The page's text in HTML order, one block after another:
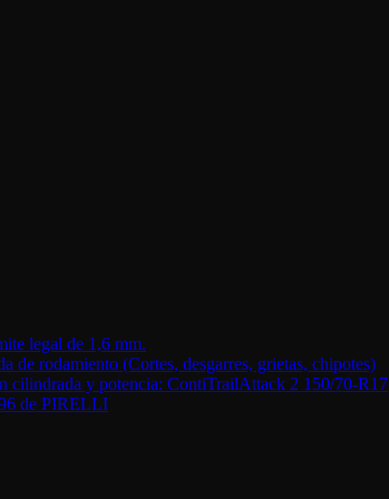
legal de 1,6 mm.
de rodamiento (Cortes, desgarres, grietas, chipotes)
cilindrada y potencia: ContiTrailAttack 2 150/70-R17
de PIRELLI